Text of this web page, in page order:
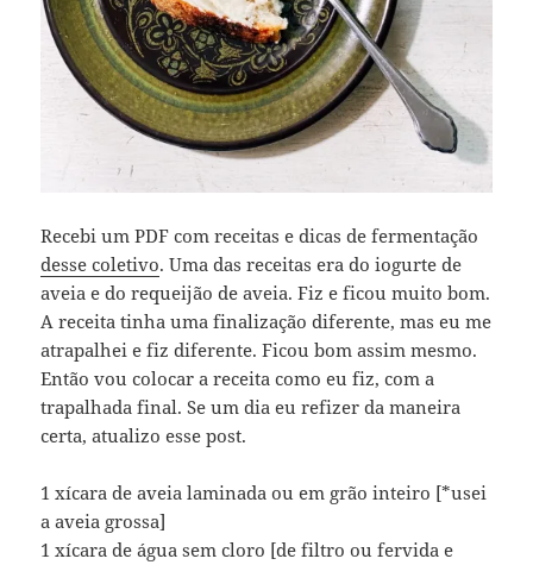
Recebi um PDF com receitas e dicas de fermentação
desse coletivo. Uma das receitas era do iogurte de
aveia e do requeijão de aveia. Fiz e ficou muito bom.
A receita tinha uma finalização diferente, mas eu me
atrapalhei e fiz diferente. Ficou bom assim mesmo.
Então vou colocar a receita como eu fiz, com a
trapalhada final. Se um dia eu refizer da maneira
certa, atualizo esse post.
1 xícara de aveia laminada ou em grão inteiro [*usei
a aveia grossa]
1 xícara de água sem cloro [de filtro ou fervida e